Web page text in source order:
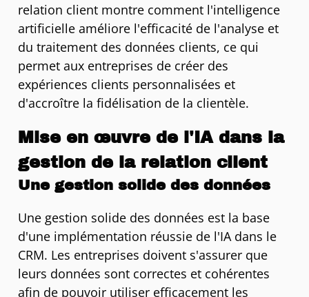
relation client montre comment l'intelligence
artificielle améliore l'efficacité de l'analyse et
du traitement des données clients, ce qui
permet aux entreprises de créer des
expériences clients personnalisées et
d'accroître la fidélisation de la clientèle.
Mise en œuvre de l'IA dans la
gestion de la relation client
Une gestion solide des données
Une gestion solide des données est la base
d'une implémentation réussie de l'IA dans le
CRM. Les entreprises doivent s'assurer que
leurs données sont correctes et cohérentes
afin de pouvoir utiliser efficacement les